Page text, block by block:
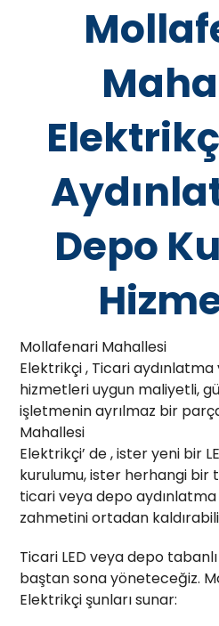
Depo
Mollafenari Mahallesi
Elektrikçi , Ticari
hizmetleri uygun maliyetli,
işletmenin ayrılmaz bir
Mahallesi
Elektrikçi’ de , ister yeni bir
kurulumu, ister herhangi bir
ticari veya depo
zahmetini ortadan
Ticari LED veya depo
baştan sona yöneteceğiz.
Elektrikçi şunları sunar: